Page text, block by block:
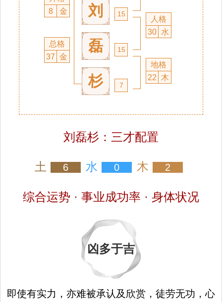
8
金
总格
37 金
刘
磊
杉
15
15
7
人格
30 水
地格
22
木
刘磊杉：三才配置
土 6 水 0 木 2
综合运势 · 事业成功率 · 身体状况
凶多于吉
即使有实力，亦难被承认及欣赏，徒劳无功，心